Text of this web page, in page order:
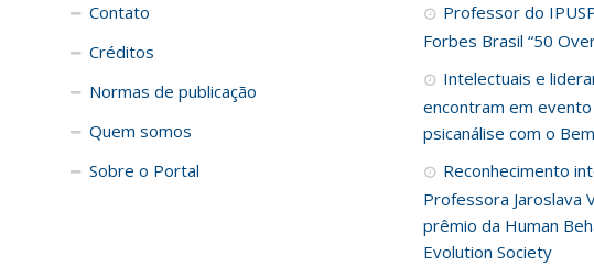
Contato
Créditos
Normas de publicação
Quem somos
Sobre o Portal
Professor do
Forbes Brasil “50
Intelectuais e
encontram em
psicanálise com o
Reconhecimento
Professora Jaroslava
prêmio da Human
Evolution Society